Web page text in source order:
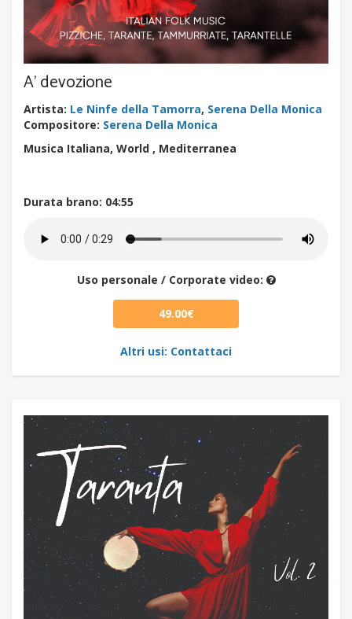
A' devozione
Artista: Le Ninfe della Tamorra, Serena Della Monica
Compositore: Serena Della Monica
Musica Italiana, World , Mediterranea
Durata brano: 04:55
Uso personale / Corporate video:
49.00€
Altri usi: Contattaci